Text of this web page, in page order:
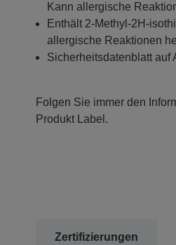
Kann allergische
Enthält 2-Methyl-2H-
allergische Reaktionen
Sicherheitsdatenblatt auf
Folgen Sie immer den
Produkt Label.
Zertifizierungen